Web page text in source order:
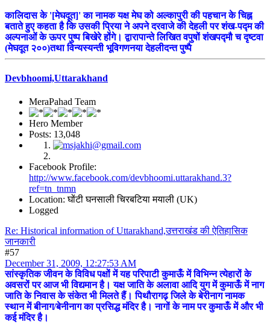
कालिदास के '[मेघदूत]' का नामक यक्ष मेघ को अल्कापुरी की पहचान के चिह्न
बताते हुए कहता है कि उसकी प्रिया ने अपने दरवाजे की देहली पर शंख-पद्म की
अल्पनाओं के ऊपर पुष्प बिखेरे होंगे। द्वारापान्ते लिखित वपुषों शंखपद्मौ च दृष्टवा
(मेघदूत २००)तथा विन्यस्यन्ती भूविगणनया देहलीदन्त पुष्पै
Devbhoomi,Uttarakhand
MeraPahad Team
Hero Member
Posts: 13,048
Facebook Profile:
http://www.facebook.com/devbhoomi.uttarakhand.3?
ref=tn_tnmn
Location: घोंटी घनसाली चिरबटिया मयाली (UK)
Logged
Re: Historical information of Uttarakhand,उत्तराखंड की ऐतिहासिक
जानकारी
#57
December 31, 2009, 12:27:53 AM
सांस्कृतिक जीवन के विविध पक्षों में यह परिपाटी कुमाऊँ में विभिन्न त्येहारों के
अवसरों पर आज भी विद्यमान है। यक्ष जाति के अलावा आदि युग में कुमाऊँ में नाग
जाति के निवास के संकेत भी मिलते हैं। पिथौरागढ़ जिले के बेरीनाग नामक
स्थान में बीनाग/बेनीनाग का प्रसिद्ध मंदिर है। नागों के नाम पर कुमाऊँ में और भी
कई मंदिर है।